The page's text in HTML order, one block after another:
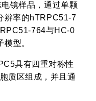
镜样品，通过单颗
辨率的hTRPC51-7
764与HC-0
型。
具有四重对称性
质区组成，并且通